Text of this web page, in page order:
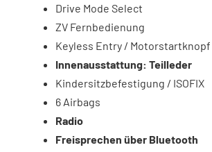
Drive Mode Select
ZV Fernbedienung
Keyless Entry / Motorstartknopf
Innenausstattung: Teilleder
Kindersitzbefestigung / ISOFIX
6 Airbags
Radio
Freisprechen über Bluetooth